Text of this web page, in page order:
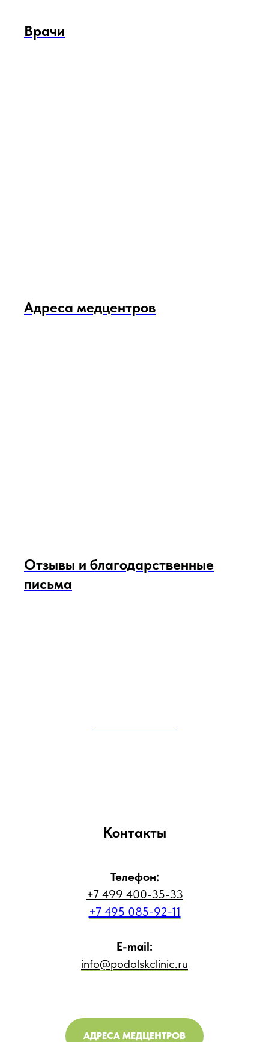
Врачи
Адреса медцентров
Отзывы и благодарственные
письма
Контакты
Телефон:
+7 499 400-35-33
+7 495 085-92-11
E-mail:
info@podolskclinic.ru
АДРЕСА МЕДЦЕНТРОВ